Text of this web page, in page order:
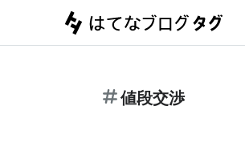
値段交渉